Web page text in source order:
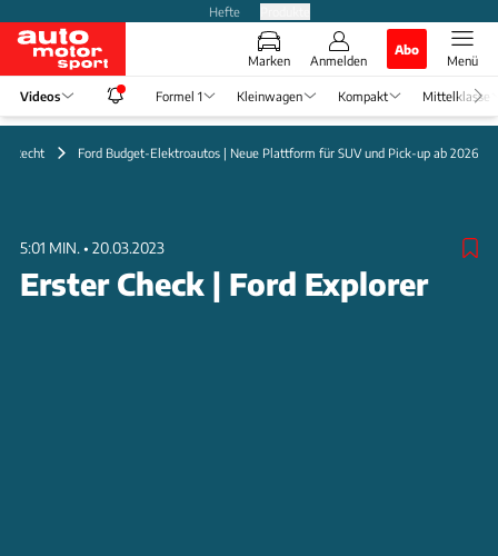
Hefte
Marken Anmelden
Abo
Menü
Videos Formel 1 Kleinwagen Kompakt Mittelklasse
Recht Ford Budget-Elektroautos | Neue Plattform für SUV und Pick-up ab 2026
5:01 MIN. • 20.03.2023
Erster Check | Ford Explorer